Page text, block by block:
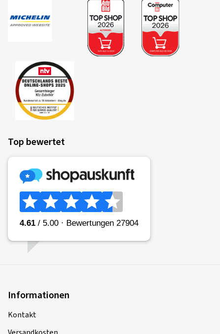
Top bewertet
Informationen
Kontakt